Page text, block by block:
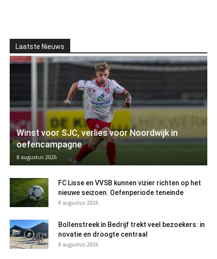
Laatste Nieuws
Winst voor SJC, verlies voor Noordwijk in
oefencampagne
8 augustus 2026
FC Lisse en VVSB kunnen vizier richten op het
nieuwe seizoen. Oefenperiode teneinde
8 augustus 2026
Bollenstreek in Bedrijf trekt veel bezoekers: in
novatie en droogte centraal
8 augustus 2026